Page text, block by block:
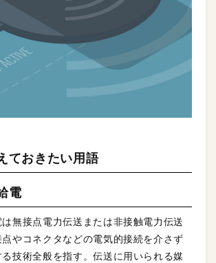
ておきたい用語
電
無接点電力伝送または非接触電力伝送
やコネクタなどの電気的接続を介さず
技術全般を指す。伝送に用いられる媒